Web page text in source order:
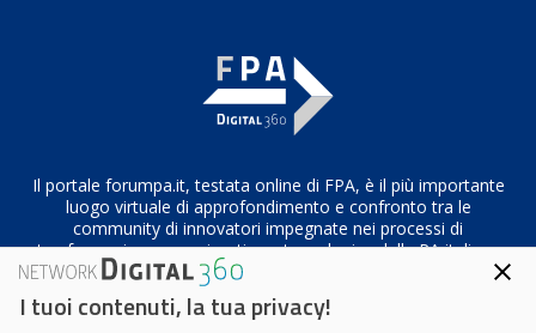
Il portale forumpa.it, testata online di FPA, è il più importante
luogo virtuale di approfondimento e confronto tra le
community di innovatori impegnate nei processi di
trasformazione organizzativa e tecnologica della PA italiana
I tuoi contenuti, la tua privacy!